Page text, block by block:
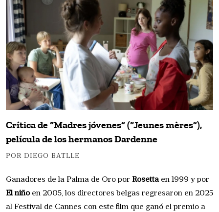
Crítica de “Madres jóvenes” (“Jeunes mères”),
película de los hermanos Dardenne
POR DIEGO BATLLE
Ganadores de la Palma de Oro por Rosettaen 1999 y por
El niñoen 2005, los directores belgas regresaron en 2025
al Festival de Cannes con este film que ganó el premio a